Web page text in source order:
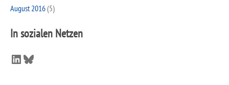
August 2016(5)
In sozialen Netzen
LinkedIn
Bluesky